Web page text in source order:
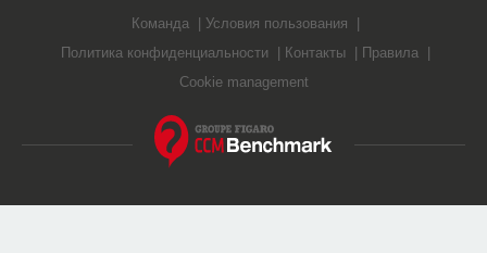
Команда
Условия пользования
Политика конфиденциальности
Контакты
Правила
Cookie management